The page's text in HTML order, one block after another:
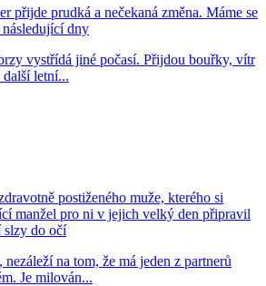
přijde prudká a nečekaná změna. Máme se
dny
vystřídá jiné počasí. Přijdou bouřky, vítr
letní...
postiženého muže, kterého si
manžel pro ni v jejich velký den připravil
slzy do očí
na tom, že má jeden z partnerů
Je milován...